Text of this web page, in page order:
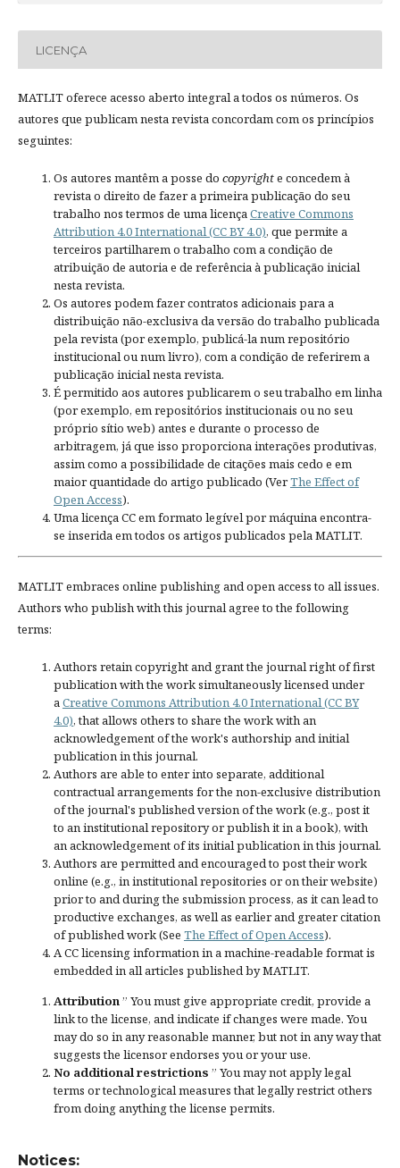
LICENÇA
MATLIT oferece acesso aberto integral a todos os números. Os
autores que publicam nesta revista concordam com os princípios
seguintes:
Os autores mantêm a posse do copyrighte concedem à
revista o direito de fazer a primeira publicação do seu
trabalho nos termos de uma licençaCreative Commons
Attribution 4.0 International (CC BY 4.0), que permite a
terceiros partilharem o trabalho com a condição de
atribuição de autoria e de referência à publicação inicial
nesta revista.
Os autores podem fazer contratos adicionais para a
distribuição não-exclusiva da versão do trabalho publicada
pela revista (por exemplo, publicá-la num repositório
institucional ou num livro), com a condição de referirem a
publicação inicial nesta revista.
É permitido aos autores publicarem o seu trabalho em linha
(por exemplo, em repositórios institucionais ou no seu
próprio sítio web) antes e durante o processo de
arbitragem, já que isso proporciona interações produtivas,
assim como a possibilidade de citações mais cedo e em
maior quantidade do artigo publicado (VerThe Effect of
Open Access).
Uma licença CC em formato legível por máquina encontra-
se inserida em todos os artigos publicados pela MATLIT.
MATLIT embraces online publishing and open access to all issues.
Authors who publish with this journal agree to the following
terms:
Authors retain copyright and grant the journal right of first
publication with the work simultaneously licensed under
aCreative Commons Attribution 4.0 International (CC BY
4.0), that allows others to share the work with an
acknowledgement of the work's authorship and initial
publication in this journal.
Authors are able to enter into separate, additional
contractual arrangements for the non-exclusive distribution
of the journal's published version of the work (e.g., post it
to an institutional repository or publish it in a book), with
an acknowledgement of its initial publication in this journal.
Authors are permitted and encouraged to post their work
online (e.g., in institutional repositories or on their website)
prior to and during the submission process, as it can lead to
productive exchanges, as well as earlier and greater citation
of published work (See The Effect of Open Access).
A CC licensing information in a machine-readable format is
embedded in all articles published by MATLIT.
Attribution ” You must give appropriate credit, provide a
link to the license, and indicate if changes were made. You
may do so in any reasonable manner, but not in any way that
suggests the licensor endorses you or your use.
No additional restrictions ” You may not apply legal
terms ortechnological measuresthat legally restrict others
from doing anything the license permits.
Notices: